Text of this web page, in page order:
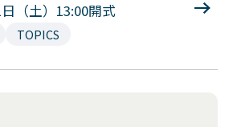
WEB出願
（土）13:00開式
TOPICS